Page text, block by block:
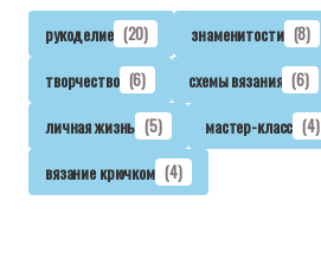
рукоделие (20) знаменитости (8)
творчество (6) схемы вязания (6)
личная жизнь (5) мастер-класс (4)
вязание крючком (4)